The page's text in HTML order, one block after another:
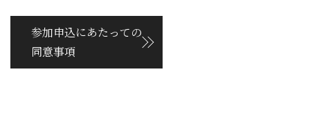
参加申込にあたっての
同意事項